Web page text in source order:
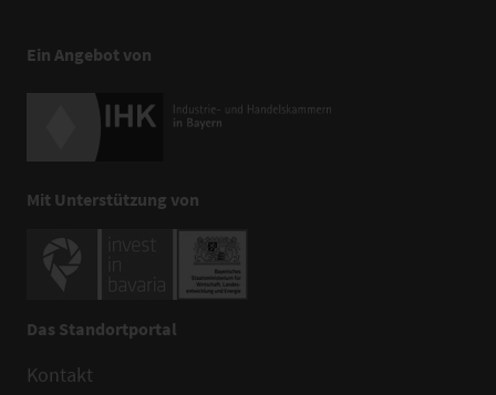
Ein Angebot von
Mit Unterstützung von
Das Standortportal
Kontakt